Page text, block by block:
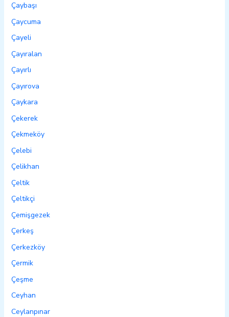
Çaybaşı
Çaycuma
Çayeli
Çayıralan
Çayırlı
Çayırova
Çaykara
Çekerek
Çekmeköy
Çelebi
Çelikhan
Çeltik
Çeltikçi
Çemişgezek
Çerkeş
Çerkezköy
Çermik
Çeşme
Ceyhan
Ceylanpınar